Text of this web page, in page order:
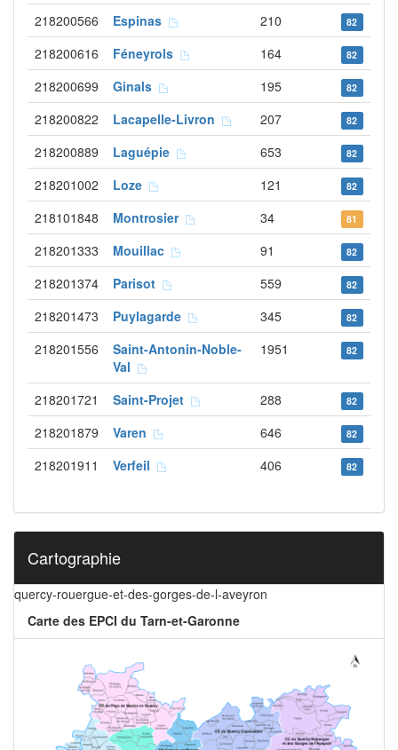
218200566 Espinas 210 82
218200616 Féneyrols 164 82
218200699 Ginals 195 82
218200822 Lacapelle-Livron 207 82
218200889 Laguépie 653 82
218201002 Loze 121 82
218101848 Montrosier 34 81
218201333 Mouillac 91 82
218201374 Parisot 559 82
218201473 Puylagarde 345 82
218201556
Saint-Antonin-Noble-
Val
1951 82
218201721 Saint-Projet 288 82
218201879 Varen 646 82
218201911 Verfeil 406 82
Cartographie
quercy-rouergue-et-des-gorges-de-l-aveyron
Carte des EPCI du Tarn-et-Garonne